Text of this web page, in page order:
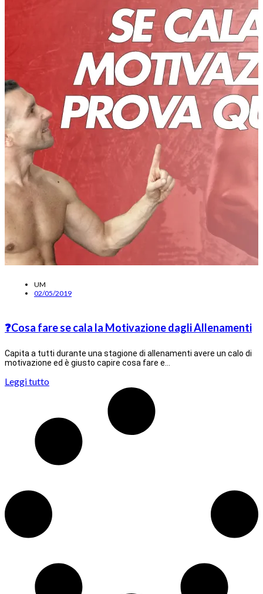
UM
02/05/2019
❓Cosa fare se cala la Motivazione dagli Allenamenti
Capita a tutti durante una stagione di allenamenti avere un calo di
motivazione ed è giusto capire cosa fare e…
Leggi tutto